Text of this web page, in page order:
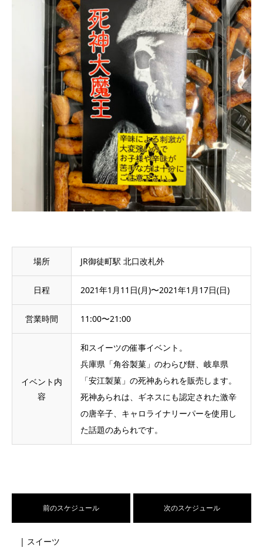
場所 JR御徒町駅 北口改札外
日程 2021年1月11日(月)〜2021年1月17日(日)
営業時間 11:00〜21:00
イベント内
容
和スイーツの催事イベント。
兵庫県「角谷製菓」のわらび餅、岐阜県
「安江製菓」の死神あられを販売します。
死神あられは、ギネスにも認定された激辛
の唐辛子、キャロライナリーパーを使用し
た話題のあられです。
前のスケジュール 次のスケジュール
| スイーツ